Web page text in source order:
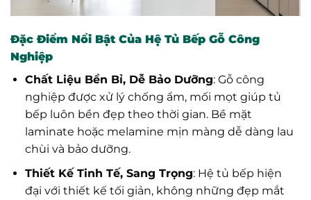
Đặc Điểm Nổi Bật Của Hệ Tủ Bếp Gỗ Công
Nghiệp
Chất Liệu Bền Bỉ, Dễ Bảo Dưỡng: Gỗ công
nghiệp được xử lý chống ẩm, mối mọt giúp tủ
bếp luôn bền đẹp theo thời gian. Bề mặt
laminate hoặc melamine mịn màng dễ dàng lau
chùi và bảo dưỡng.
Thiết Kế Tinh Tế, Sang Trọng: Hệ tủ bếp hiện
đại với thiết kế tối giản, không những đẹp mắt